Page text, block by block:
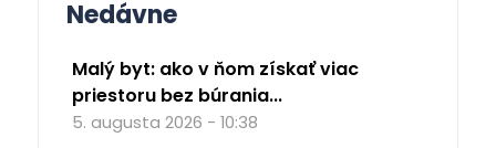
Nedávne
Malý byt: ako v ňom získať viac
priestoru bez búrania...
5. augusta 2026 - 10:38